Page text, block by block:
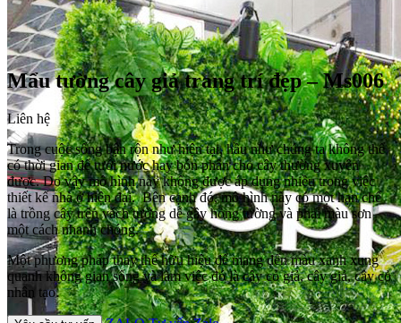
Mẩu tường cây giả trang trí đẹp – Ms006
Liên hệ
Trong cuộc sống bận rộn như hiện tại, hầu như chúng ta không thể
có thời gian để tưới nước hay bón phân cho cây thường xuyên
được. Do vậy mô hình này không được áp dụng nhiều trong việc
thiết kế nhà ở hiện đại. Bên cạnh đó, mô hình này có một hạn chế
là trồng cây trên vách tường dễ gây hỏng tường và phai màu sơn
một cách nhanh chóng.
Một phương pháp thay thế hữu hiệu để mang đến màu xanh xung
quanh không gian sống và làm việc đó là cây cỏ giả, cây giả, cây cỏ
nhân tạo.